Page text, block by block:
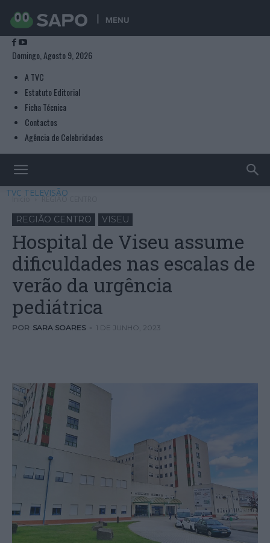
MENU
Domingo, Agosto 9, 2026
A TVC
Estatuto Editorial
Ficha Técnica
Contactos
Agência de Celebridades
TVC TELEVISÃO
Início REGIÃO CENTRO
REGIÃO CENTRO VISEU
Hospital de Viseu assume
dificuldades nas escalas de
verão da urgência
pediátrica
POR SARA SOARES - 1 DE JUNHO, 2023